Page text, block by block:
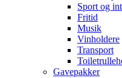
Sport og
Fritid
Musik
Vinholdere
Transport
Gavepakker